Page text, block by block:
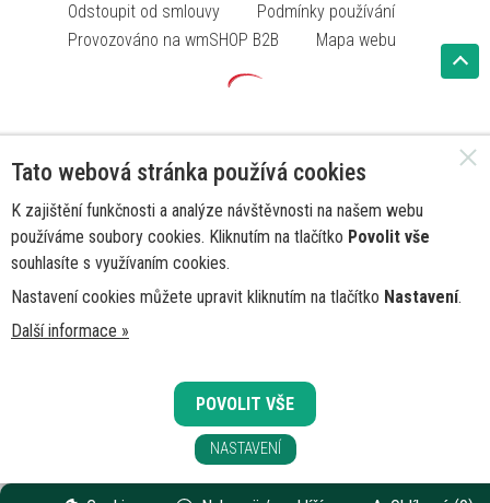
Odstoupit od smlouvy
Podmínky používání
Provozováno na wmSHOP B2B
Mapa webu
Tato webová stránka používá cookies
K zajištění funkčnosti a analýze návštěvnosti na našem webu
používáme soubory cookies. Kliknutím na tlačítko Povolit vše
souhlasíte s využívaním cookies.
Nastavení cookies můžete upravit kliknutím na tlačítko Nastavení.
Další informace »
POVOLIT VŠE
NASTAVENÍ